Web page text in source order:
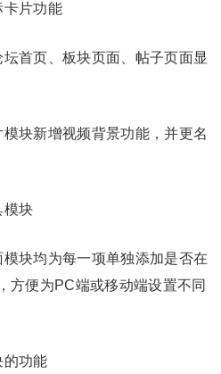
卡片功能
首页、板块页面、帖子页面显
块新增视频背景功能，并更名
模块
块均为每一项单独添加是否在
方便为PC端或移动端设置不同
的功能